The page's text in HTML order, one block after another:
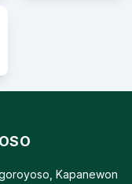
Kapanewon